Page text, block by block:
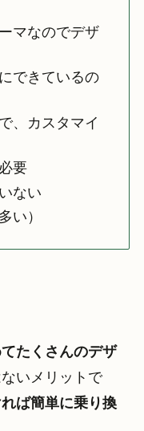
マなのでデザ
できているの
、カスタマイ
要
ない
い）
たくさんのデザ
いメリットで
ば簡単に乗り換